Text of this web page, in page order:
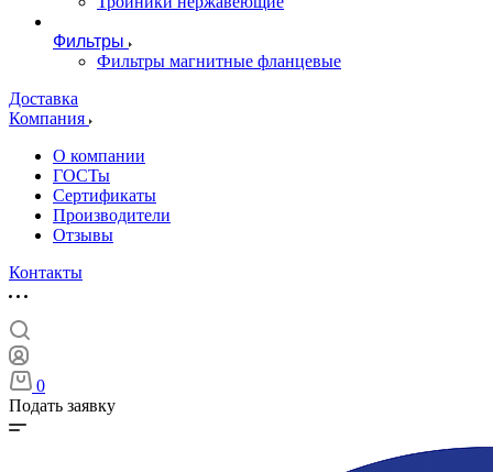
Фильтры
Фильтры магнитные фланцевые
Доставка
Компания
О компании
ГОСТы
Сертификаты
Производители
Отзывы
Контакты
0
Подать заявку